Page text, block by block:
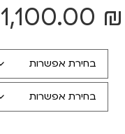
1,100.00 ₪